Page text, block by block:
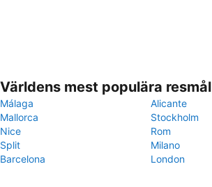
Världens mest populära resmål
Málaga
Alicante
Mallorca
Stockholm
Nice
Rom
Split
Milano
Barcelona
London